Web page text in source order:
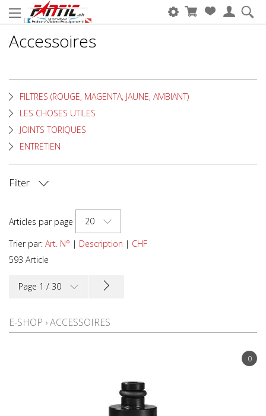
Accessoires
FILTRES (ROUGE, MAGENTA, JAUNE, AMBIANT)
LES CHOSES UTILES
JOINTS TORIQUES
ENTRETIEN
Filter
MARQUE DU CAISSON
Articles par page
20
Trier par: Art. N° | Description | CHF
593 Article
Page 1 / 30
E-SHOP ›ACCESSOIRES
0